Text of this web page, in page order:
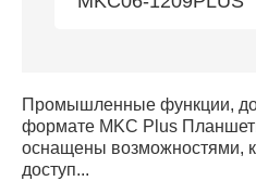
Промышленные функции,
формате MKC Plus Планшетные плоттеры MKC Plus
оснащены возможностями,
доступ...